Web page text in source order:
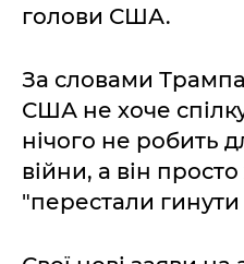
голови США.
За словами
США не хоче
нічого не робить
війни, а він
"перестали